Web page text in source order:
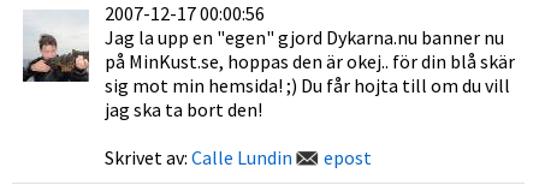
2007-12-17 00:00:56
Jag la upp en "egen" gjord Dykarna.nu banner nu
på MinKust.se, hoppas den är okej.. för din blå skär
sig mot min hemsida! ;) Du får hojta till om du vill
jag ska ta bort den!
Skrivet av: Calle Lundin epost